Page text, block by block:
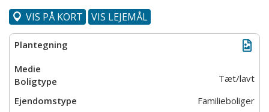
VIS PÅ KORT VIS LEJEMÅL
Tæt/lavt
Familieboliger